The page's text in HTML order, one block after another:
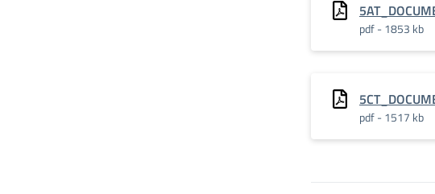
pdf - 1853 kb
pdf - 1517 kb